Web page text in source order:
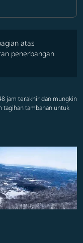
atas
penerbangan
jam terakhir dan mungkin
tagihan tambahan untuk